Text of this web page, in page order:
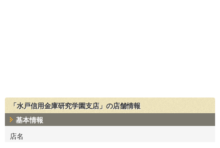
「水戸信用金庫研究学園支店」の店舗情報
基本情報
店名